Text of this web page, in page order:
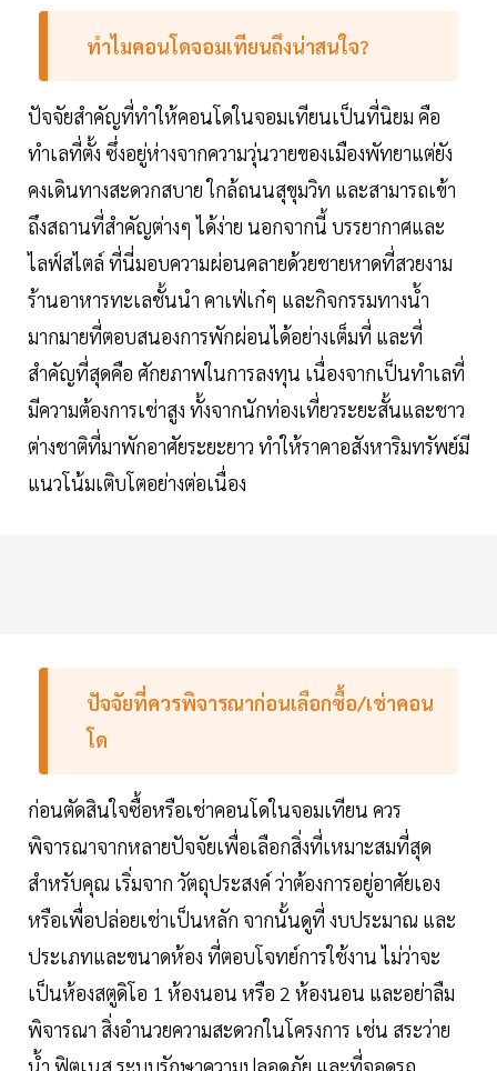
ทำไมคอนโดจอมเทียนถึงน่าสนใจ?
ปัจจัยสำคัญที่ทำให้คอนโดในจอมเทียนเป็นที่นิยม คือ
ทำเลที่ตั้ง ซึ่งอยู่ห่างจากความวุ่นวายของเมืองพัทยาแต่ยัง
คงเดินทางสะดวกสบาย ใกล้ถนนสุขุมวิท และสามารถเข้า
ถึงสถานที่สำคัญต่างๆ ได้ง่าย นอกจากนี้ บรรยากาศและ
ไลฟ์สไตล์ ที่นี่มอบความผ่อนคลายด้วยชายหาดที่สวยงาม
ร้านอาหารทะเลชั้นนำ คาเฟ่เก๋ๆ และกิจกรรมทางน้ำ
มากมายที่ตอบสนองการพักผ่อนได้อย่างเต็มที่ และที่
สำคัญที่สุดคือ ศักยภาพในการลงทุน เนื่องจากเป็นทำเลที่
มีความต้องการเช่าสูง ทั้งจากนักท่องเที่ยวระยะสั้นและชาว
ต่างชาติที่มาพักอาศัยระยะยาว ทำให้ราคาอสังหาริมทรัพย์มี
แนวโน้มเติบโตอย่างต่อเนื่อง
ปัจจัยที่ควรพิจารณาก่อนเลือกซื้อ/เช่าคอน
โด
ก่อนตัดสินใจซื้อหรือเช่าคอนโดในจอมเทียน ควร
พิจารณาจากหลายปัจจัยเพื่อเลือกสิ่งที่เหมาะสมที่สุด
สำหรับคุณ เริ่มจาก วัตถุประสงค์ ว่าต้องการอยู่อาศัยเอง
หรือเพื่อปล่อยเช่าเป็นหลัก จากนั้นดูที่ งบประมาณ และ
ประเภทและขนาดห้อง ที่ตอบโจทย์การใช้งาน ไม่ว่าจะ
เป็นห้องสตูดิโอ 1 ห้องนอน หรือ 2 ห้องนอน และอย่าลืม
พิจารณา สิ่งอำนวยความสะดวกในโครงการ เช่น สระว่าย